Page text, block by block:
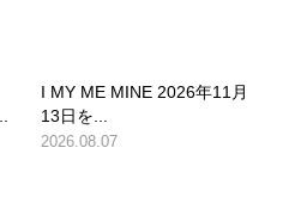
I MY ME MINE 2026年11月
13日を...
2026.08.07